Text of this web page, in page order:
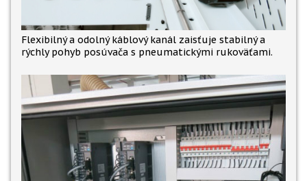
Flexibilný a odolný káblový kanál zaisťuje stabilný a
rýchly pohyb posúvača s pneumatickými rukoväťami.